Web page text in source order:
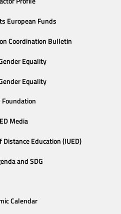
European Funds
Coordination Bulletin
Equality
Equality
Foundation
Media
Education (IUED)
and SDG
Calendar